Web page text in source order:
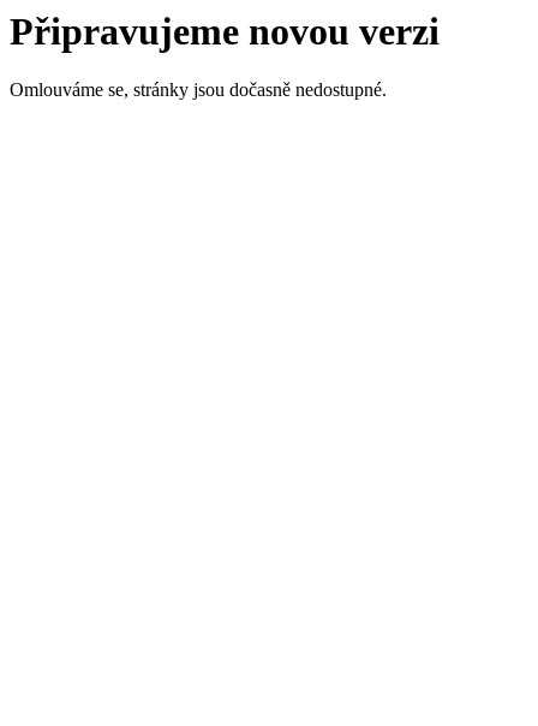
Připravujeme novou verzi
Omlouváme se, stránky jsou dočasně nedostupné.